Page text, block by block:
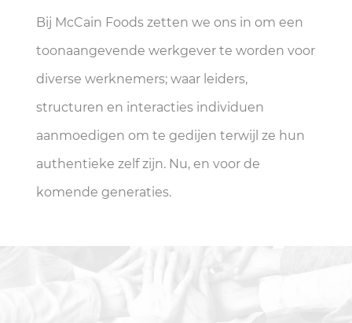
Bij McCain Foods zetten we ons in om een
toonaangevende werkgever te worden voor
diverse werknemers; waar leiders,
structuren en interacties individuen
aanmoedigen om te gedijen terwijl ze hun
authentieke zelf zijn. Nu, en voor de
komende generaties.